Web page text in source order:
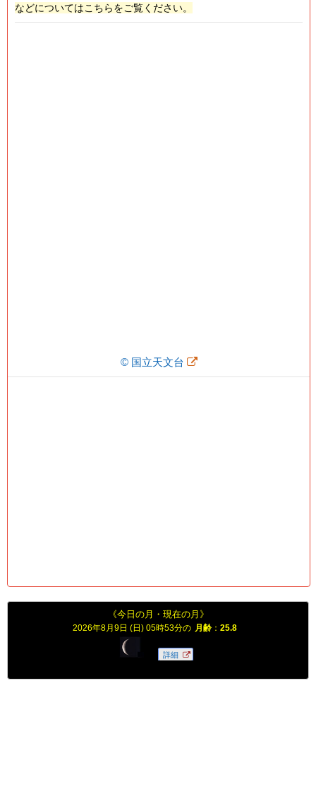
などについてはこちらをご覧ください。
© 国立天文台
《今日の月・現在の月》